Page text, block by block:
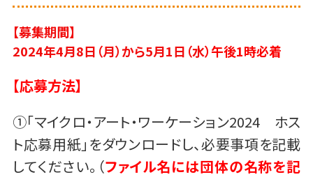
【募集期間】
2024年4月8日（月）から5月1日（水）午後1時必着
【応募方法】
①「マイクロ・アート・ワーケーション2024 ホス
ト応募用紙」をダウンロードし、必要事項を記載
してください。（ファイル名には団体の名称を記